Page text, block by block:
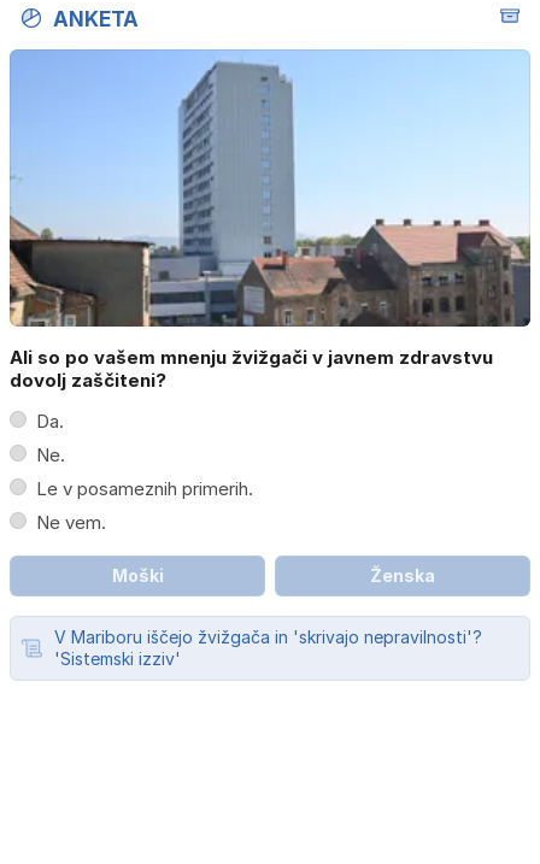
ANKETA
Ali so po vašem mnenju žvižgači v javnem zdravstvu
dovolj zaščiteni?
Da.
Ne.
Le v posameznih primerih.
Ne vem.
Moški Ženska
V Mariboru iščejo žvižgača in 'skrivajo nepravilnosti'?
'Sistemski izziv'